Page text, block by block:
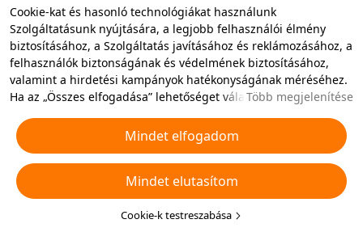
Cookie-kat és hasonló technológiákat használunk
Szolgáltatásunk nyújtására, a legjobb felhasználói élmény
biztosításához, a Szolgáltatás javításához és reklámozásához, a
felhasználók biztonságának és védelmének biztosításához,
valamint a hirdetési kampányok hatékonyságának méréséhez.
Ha az „Összes elfogadása” lehetőséget választja, akkor
hasonló technológiákat tároljunk az eszközén hirdetési célokra.
Elutasíthatja az összes nem alapvető cookie-t, vagy az alábbi
„Cookie-k testreszabása” gombra kattintva vagy az adatvédelmi
beállításoknál bármikor kiválaszthatja, hogy mely típusú
cookie-kat szeretné elfogadni vagy letiltani. További
Cookie-kra és hasonló technológiákra
Több megjelenítése
Mindet elfogadom
Mindet elutasítom
Cookie-k testreszabása